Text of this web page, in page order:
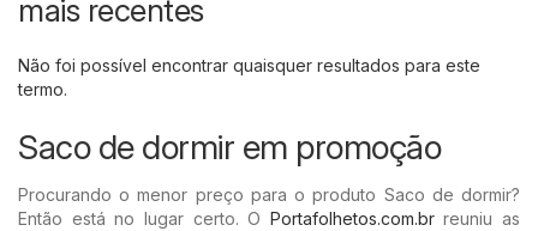
mais recentes
Não foi possível encontrar quaisquer resultados para este
termo.
Saco de dormir em promoção
Procurando o menor preço para o produto Saco de dormir?
Então está no lugar certo. O Portafolhetos.com.brreuniu as